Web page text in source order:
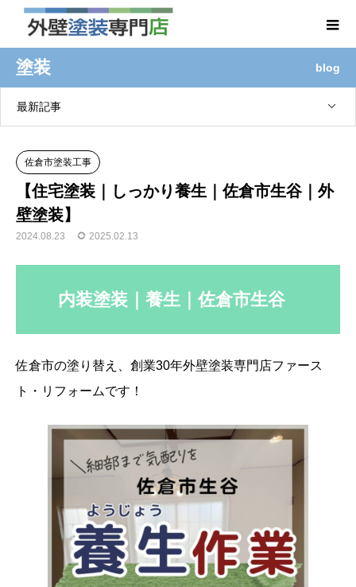
塗装 blog
最新記事
佐倉市塗装工事
【住宅塗装｜しっかり養生｜佐倉市生谷｜外
壁塗装】
2024.08.23 2025.02.13
内装塗装｜養生｜佐倉市生谷
佐倉市の塗り替え、創業30年外壁塗装専門店ファース
ト・リフォームです！